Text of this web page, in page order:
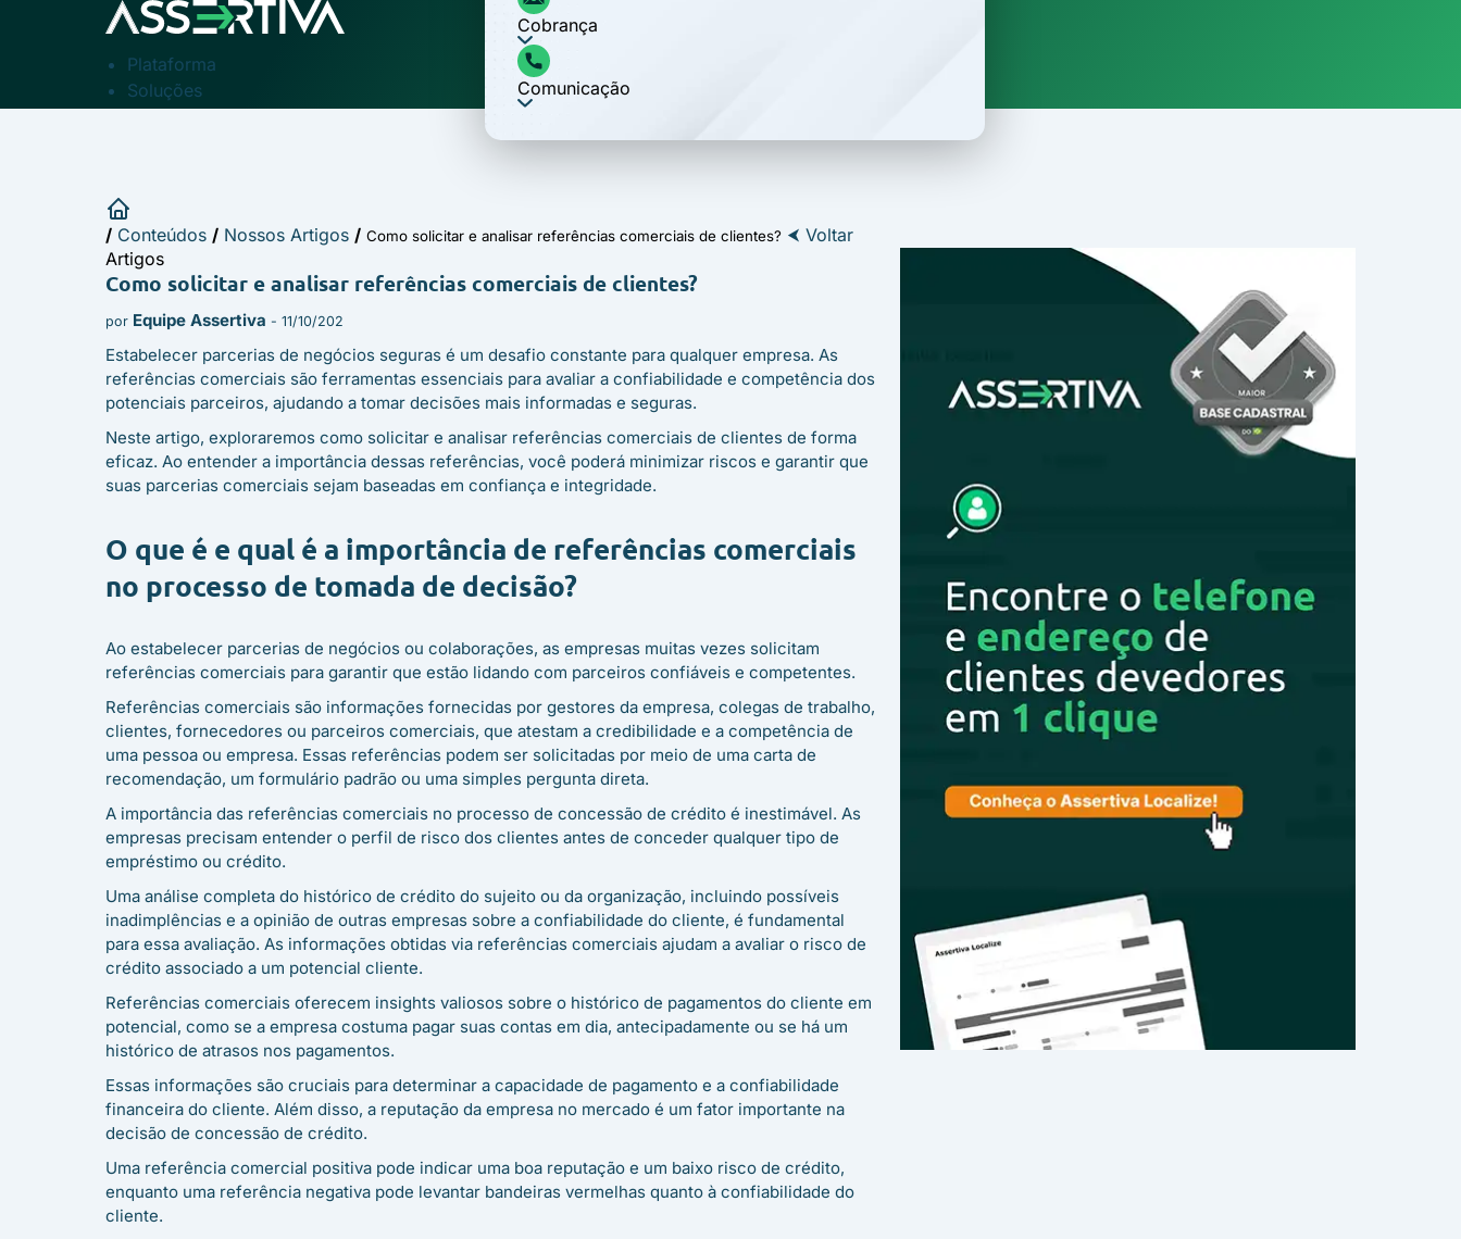
Cobrança
Comunicação
Plataforma
Soluções
Área do Cliente
/ Conteúdos / Nossos Artigos / Como solicitar e analisar referências comerciais de clientes? ⮜ Voltar
Artigos
Como solicitar e analisar referências comerciais de clientes?
por Equipe Assertiva - 11/10/202
Estabelecer parcerias de negócios seguras é um desafio constante para qualquer empresa. As
referências comerciais são ferramentas essenciais para avaliar a confiabilidade e competência dos
potenciais parceiros, ajudando a tomar decisões mais informadas e seguras.
Neste artigo, exploraremos como solicitar e analisar referências comerciais de clientes de forma
eficaz. Ao entender a importância dessas referências, você poderá minimizar riscos e garantir que
suas parcerias comerciais sejam baseadas em confiança e integridade.
O que é e qual é a importância de referências comerciais
no processo de tomada de decisão?
Ao estabelecer parcerias de negócios ou colaborações, as empresas muitas vezes solicitam
referências comerciais para garantir que estão lidando com parceiros confiáveis e competentes.
Referências comerciais são informações fornecidas por gestores da empresa, colegas de trabalho,
clientes, fornecedores ou parceiros comerciais, que atestam a credibilidade e a competência de
uma pessoa ou empresa. Essas referências podem ser solicitadas por meio de uma carta de
recomendação, um formulário padrão ou uma simples pergunta direta.
A importância das referências comerciais no processo de concessão de crédito é inestimável. As
empresas precisam entender o perfil de risco dos clientes antes de conceder qualquer tipo de
empréstimo ou crédito.
Uma análise completa do histórico de crédito do sujeito ou da organização, incluindo possíveis
inadimplências e a opinião de outras empresas sobre a confiabilidade do cliente, é fundamental
para essa avaliação. As informações obtidas via referências comerciais ajudam a avaliar o risco de
crédito associado a um potencial cliente.
Referências comerciais oferecem insights valiosos sobre o histórico de pagamentos do cliente em
potencial, como se a empresa costuma pagar suas contas em dia, antecipadamente ou se há um
histórico de atrasos nos pagamentos.
Essas informações são cruciais para determinar a capacidade de pagamento e a confiabilidade
financeira do cliente. Além disso, a reputação da empresa no mercado é um fator importante na
decisão de concessão de crédito.
Uma referência comercial positiva pode indicar uma boa reputação e um baixo risco de crédito,
enquanto uma referência negativa pode levantar bandeiras vermelhas quanto à confiabilidade do
cliente.